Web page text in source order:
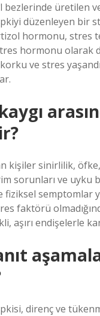
bezlerinde üretilen
düzenleyen bir
hormonu, stres
hormonu olarak
ve stres
kişiler sinirlilik,
sorunları ve uyku
fiziksel semptomlar
faktörü
aşırı endişelerle
direnç ve